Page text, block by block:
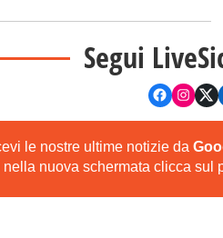
Segui
le nostre ultime notizie da
nella nuova schermata clicca sul